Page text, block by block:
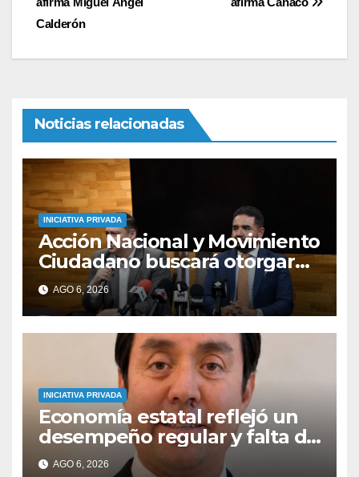
Calderón
Noticias relacionadas
INICIATIVA PRIVADA
Acción Nacional y Movimiento
Ciudadano buscará otorgar
autonomía a la FGE
AGO 6, 2026
INICIATIVA PRIVADA
Economía estatal reflejó un
desempeño regular y falta de
empleo en primer semestre
AGO 6, 2026